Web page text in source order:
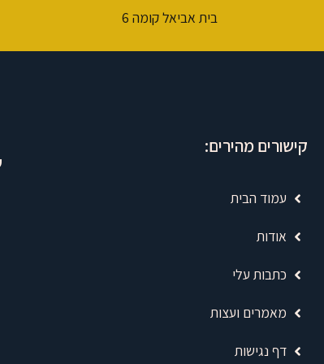
בית אביאל קומה 6
קישורים מהירים:
עמוד הבית
אודות
כתבות עלי
מאמרים ועצות
דף נגישות